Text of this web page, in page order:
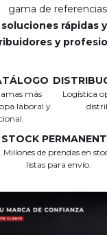
gama de
soluciones rápidas
y
más
laboral y
Logística
STOCK
Millones de prendas en
listas para envío.